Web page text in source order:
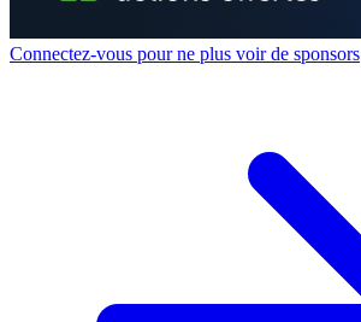
Connectez-vous pour ne plus voir de sponsors